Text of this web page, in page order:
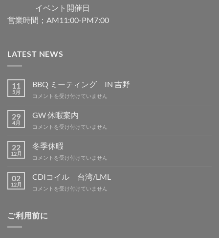
イベント開催日
営業時間；AM11:00-PM7:00
LATEST NEWS
11
5月
BBQ ミーティング IN 吉野
BBQ
ー
テ
ィ
グ
吉
は
コメントを受け付けていません
29
4月
GW 休暇案内
GW
暇
案
内
コメントを受け付けていません
22
12月
冬季休暇
冬
休
暇
は
コメントを受け付けていません
02
12月
CDIコイル 台湾/LML
CDI
ル
台
コメントを受け付けていません
ご利用前に